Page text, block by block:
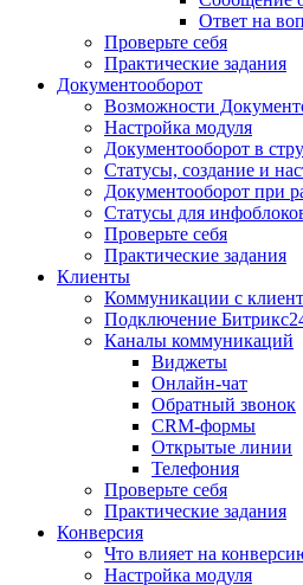
Ответ на
Проверьте себя
Практические задания
Документооборот
Возможности
Настройка модуля
Документооборот в
Статусы, создание и
Документооборот при
Статусы для
Проверьте себя
Практические задания
Клиенты
Коммуникации с
Подключение
Каналы коммуникаций
Виджеты
Онлайн-чат
Обратный звонок
CRM-формы
Открытые линии
Телефония
Проверьте себя
Практические задания
Конверсия
Что влияет на
Настройка модуля